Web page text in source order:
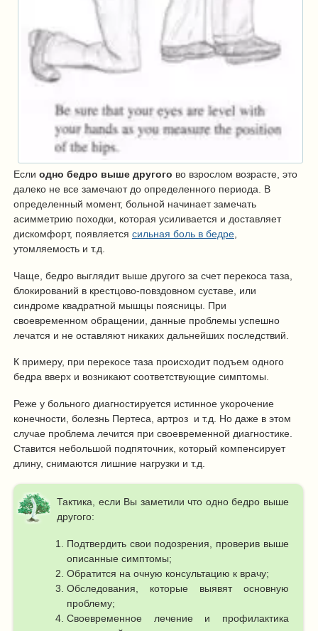
Если одно бедро выше другого во взрослом возрасте, это
далеко не все замечают до определенного периода. В
определенный момент, больной начинает замечать
асимметрию походки, которая усиливается и доставляет
дискомфорт, появляется сильная боль в бедре
утомляемость и т.д.
Чаще, бедро выглядит выше другого за счет перекоса таза,
блокирований в крестцово-повздовном суставе, или
синдроме квадратной мышцы поясницы. При
своевременном обращении, данные проблемы успешно
лечатся и не оставляют никаких дальнейших последствий.
К примеру, при перекосе таза происходит подъем одного
бедра вверх и возникают соответствующие симптомы.
Реже у больного диагностируется истинное укорочение
конечности, болезнь Пертеса, артроз и т.д. Но даже в этом
случае проблема лечится при своевременной диагностике.
Ставится небольшой подпяточник, который компенсирует
длину, снимаются лишние нагрузки и т.д.
Тактика, если Вы заметили что одно бедро выше
другого:
Подтвердить свои подозрения, проверив выше
описанные симптомы;
Обратится на очную консультацию к врачу;
Обследования, которые выявят основную
проблему;
Своевременное лечение и профилактика